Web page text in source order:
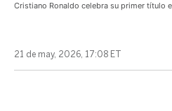
Cristiano Ronaldo celebra su primer título
21 de may, 2026, 17:08 ET